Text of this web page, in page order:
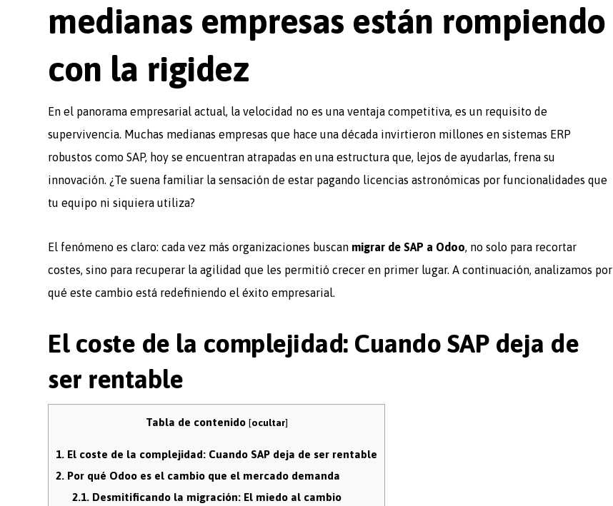
medianas empresas están rompiendo
con la rigidez
En el panorama empresarial actual, la velocidad no es una ventaja competitiva, es un requisito de
supervivencia. Muchas medianas empresas que hace una década invirtieron millones en sistemas ERP
robustos como SAP, hoy se encuentran atrapadas en una estructura que, lejos de ayudarlas, frena su
innovación. ¿Te suena familiar la sensación de estar pagando licencias astronómicas por funcionalidades que
tu equipo ni siquiera utiliza?
El fenómeno es claro: cada vez más organizaciones buscan migrar de SAP a Odoo, no solo para recortar
costes, sino para recuperar la agilidad que les permitió crecer en primer lugar. A continuación, analizamos por
qué este cambio está redefiniendo el éxito empresarial.
El coste de la complejidad: Cuando SAP deja de
ser rentable
Tabla de contenido [ocultar]
1. El coste de la complejidad: Cuando SAP deja de ser rentable
2. Por qué Odoo es el cambio que el mercado demanda
2.1. Desmitificando la migración: El miedo al cambio